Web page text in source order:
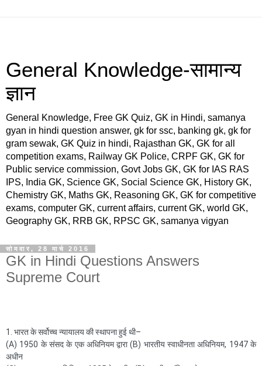
General Knowledge-सामान्य
ज्ञान
General Knowledge, Free GK Quiz, GK in Hindi, samanya
gyan in hindi question answer, gk for ssc, banking gk, gk for
gram sewak, GK Quiz in hindi, Rajasthan GK, GK for all
competition exams, Railway GK Police, CRPF GK, GK for
Public service commission, Govt Jobs GK, GK for IAS RAS
IPS, India GK, Science GK, Social Science GK, History GK,
Chemistry GK, Maths GK, Reasoning GK, GK for competitive
exams, computer GK, current affairs, current GK, world GK,
Geography GK, RRB GK, RPSC GK, samanya vigyan
सोमवार, 28 मार्च 2016
GK in Hindi Questions Answers
Supreme Court
1. भारत के सर्वोच्च न्यायालय की स्थापना हुई थी–
(A) 1950 के संसद के एक अधिनियम द्वारा (B) भारतीय स्वाधीनता अधिनियम, 1947 के
अधीन